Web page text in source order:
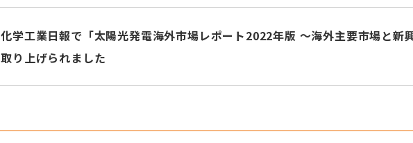
化学工業日報で「太陽光発電海外市場レポート2022年版 ～海外主要市場と新
取り上げられました